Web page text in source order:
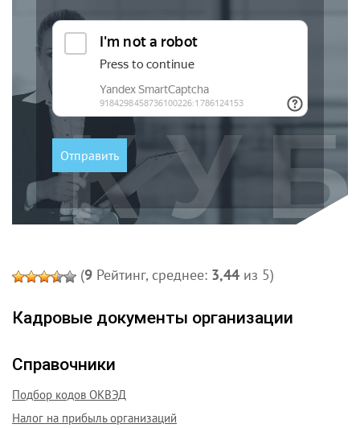
(9 Рейтинг, среднее: 3,44 из 5)
Кадровые документы организации
Справочники
Подбор кодов ОКВЭД
Налог на прибыль организаций